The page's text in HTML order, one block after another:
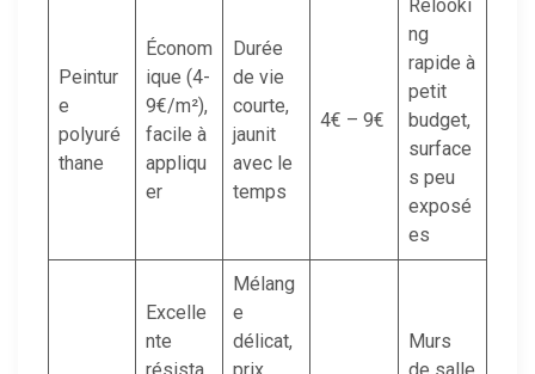
Peintur
e
polyuré
thane
Économ
ique (4-
9€/m²),
facile à
appliqu
er
Durée
de vie
courte,
jaunit
avec le
temps
4€ – 9€
Relooki
ng
rapide à
petit
budget,
surface
s peu
exposé
es
Excelle
nte
résista
Mélang
e
délicat,
prix
Murs
de salle